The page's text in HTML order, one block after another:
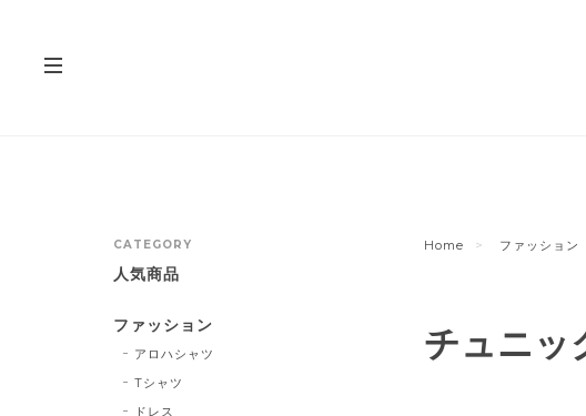
Home ファッション
チュニッ
CATEGORY
人気商品
ファッション
アロハシャツ
Tシャツ
ドレス